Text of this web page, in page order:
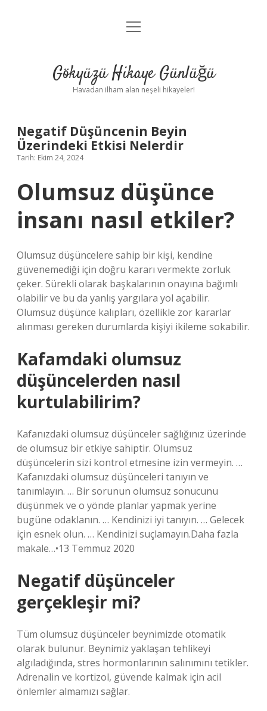
Anasayfa
Yasal Uyarı
menüyü
Gökyüzü Hikaye Günlüğü
Havadan ilham alan neşeli hikayeler!
Negatif Düşüncenin Beyin
Üzerindeki Etkisi Nelerdir
Tarih: Ekim 24, 2024
Olumsuz düşünce
insanı nasıl etkiler?
Olumsuz düşüncelere sahip bir kişi, kendine
güvenemediği için doğru kararı vermekte zorluk
çeker. Sürekli olarak başkalarının onayına bağımlı
olabilir ve bu da yanlış yargılara yol açabilir.
Olumsuz düşünce kalıpları, özellikle zor kararlar
alınması gereken durumlarda kişiyi ikileme sokabilir.
Kafamdaki olumsuz
düşüncelerden nasıl
kurtulabilirim?
Kafanızdaki olumsuz düşünceler sağlığınız üzerinde
de olumsuz bir etkiye sahiptir. Olumsuz
düşüncelerin sizi kontrol etmesine izin vermeyin. …
Kafanızdaki olumsuz düşünceleri tanıyın ve
tanımlayın. … Bir sorunun olumsuz sonucunu
düşünmek ve o yönde planlar yapmak yerine
bugüne odaklanın. … Kendinizi iyi tanıyın. … Gelecek
için esnek olun. … Kendinizi suçlamayın.Daha fazla
makale…•13 Temmuz 2020
Negatif düşünceler
gerçekleşir mi?
Tüm olumsuz düşünceler beynimizde otomatik
olarak bulunur. Beynimiz yaklaşan tehlikeyi
algıladığında, stres hormonlarının salınımını tetikler.
Adrenalin ve kortizol, güvende kalmak için acil
önlemler almamızı sağlar.